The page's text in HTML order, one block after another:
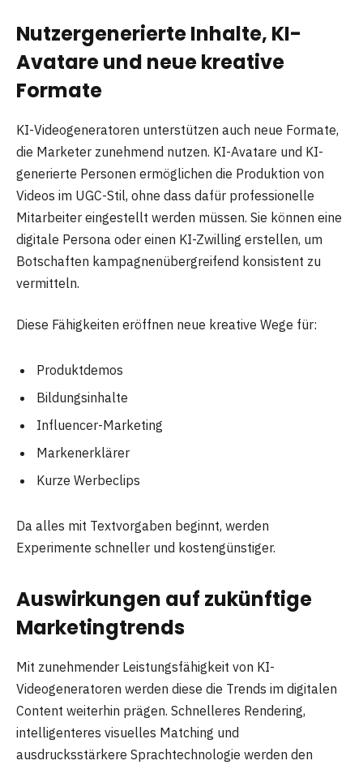
Nutzergenerierte Inhalte, KI-
Avatare und neue kreative
Formate
KI-Videogeneratoren unterstützen auch neue Formate,
die Marketer zunehmend nutzen. KI-Avatare und KI-
generierte Personen ermöglichen die Produktion von
Videos im UGC-Stil, ohne dass dafür professionelle
Mitarbeiter eingestellt werden müssen. Sie können eine
digitale Persona oder einen KI-Zwilling erstellen, um
Botschaften kampagnenübergreifend konsistent zu
vermitteln.
Diese Fähigkeiten eröffnen neue kreative Wege für:
Produktdemos
Bildungsinhalte
Influencer-Marketing
Markenerklärer
Kurze Werbeclips
Da alles mit Textvorgaben beginnt, werden
Experimente schneller und kostengünstiger.
Auswirkungen auf zukünftige
Marketingtrends
Mit zunehmender Leistungsfähigkeit von KI-
Videogeneratoren werden diese die Trends im digitalen
Content weiterhin prägen. Schnelleres Rendering,
intelligenteres visuelles Matching und
ausdrucksstärkere Sprachtechnologie werden den